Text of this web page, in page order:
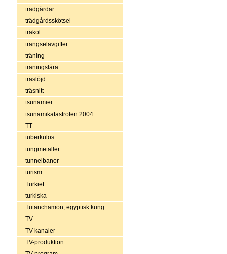
trädgårdar
trädgårdsskötsel
träkol
trängselavgifter
träning
träningslära
träslöjd
träsnitt
tsunamier
tsunamikatastrofen 2004
TT
tuberkulos
tungmetaller
tunnelbanor
turism
Turkiet
turkiska
Tutanchamon, egyptisk kung
TV
TV-kanaler
TV-produktion